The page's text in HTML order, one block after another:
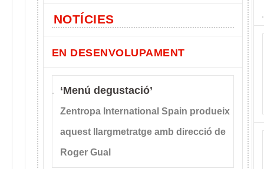
NOTÍCIES
EN DESENVOLUPAMENT
‘Menú degustació’
Zentropa International Spain produeix
aquest llargmetratge amb direcció de
Roger Gual